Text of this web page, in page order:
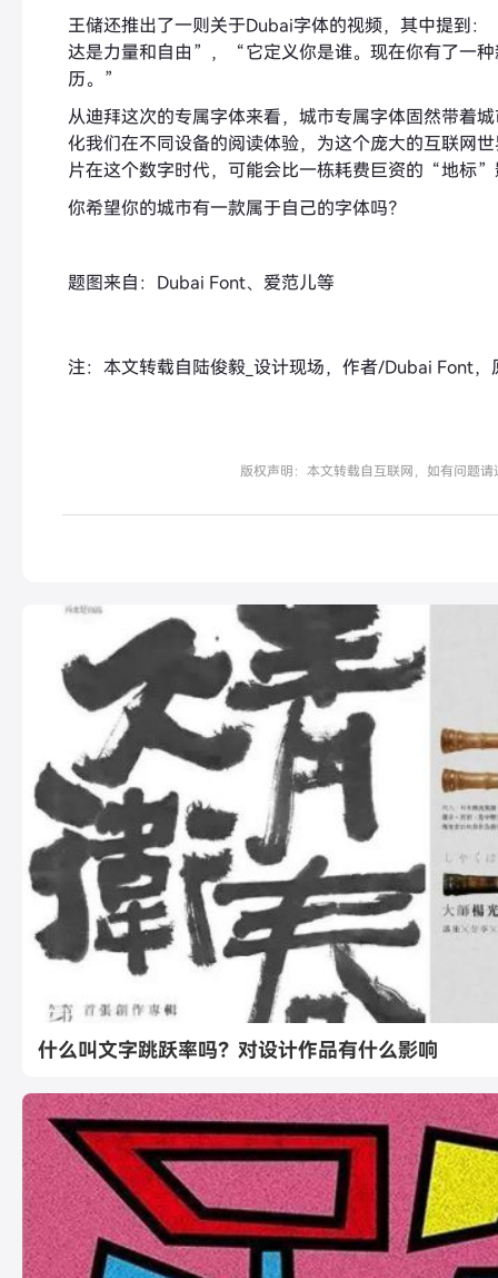
王储还推出了一则关于Dubai字体的视频，其中提到
达是力量和自由”，“它定义你是谁。现在你有了一
历。”
从迪拜这次的专属字体来看，城市专属字体固然带着
化我们在不同设备的阅读体验，为这个庞大的互联网
片在这个数字时代，可能会比一栋耗费巨资的“地标
你希望你的城市有一款属于自己的字体吗？
题图来自：Dubai Font、爱范儿等
注：本文转载自陆俊毅_设计现场，作者/Dubai Font
版权声明：本文转载自互联网，如有问题
什么叫文字跳跃率吗？对设计作品有什么影响